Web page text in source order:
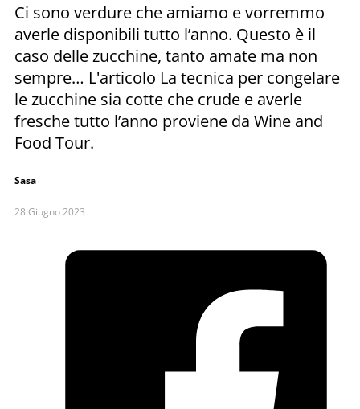
Ci sono verdure che amiamo e vorremmo
averle disponibili tutto l’anno. Questo è il
caso delle zucchine, tanto amate ma non
sempre… L'articolo La tecnica per congelare
le zucchine sia cotte che crude e averle
fresche tutto l’anno proviene da Wine and
Food Tour.
Sasa
28 Giugno 2023